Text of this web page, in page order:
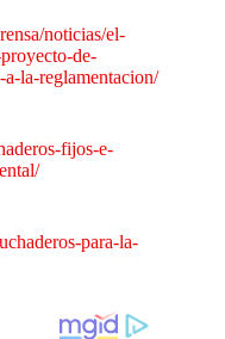
noticias/el-
de-
la-reglamentacion/
fijos-e-
para-la-